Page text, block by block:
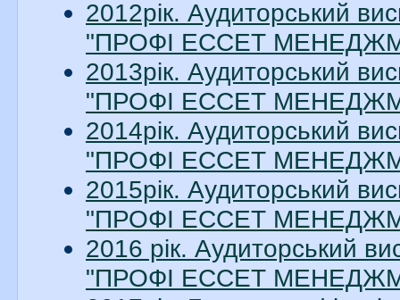
2012рік. Аудиторський
"ПРОФІ ЕССЕТ
2013рік. Аудиторський
"ПРОФІ ЕССЕТ
2014рік. Аудиторський
"ПРОФІ ЕССЕТ
2015рік. Аудиторський
"ПРОФІ ЕССЕТ
2016 рік. Аудиторський
"ПРОФІ ЕССЕТ